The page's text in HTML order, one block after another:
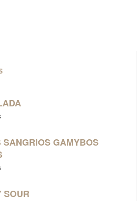
SANGRIOS GAMYBOS
SOUR